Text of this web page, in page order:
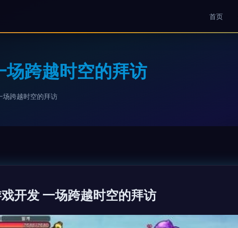
首页
场跨越时空的拜访
场跨越时空的拜访
开发 一场跨越时空的拜访